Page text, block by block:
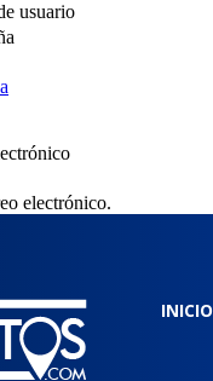
usuario
electrónico.
INICIO